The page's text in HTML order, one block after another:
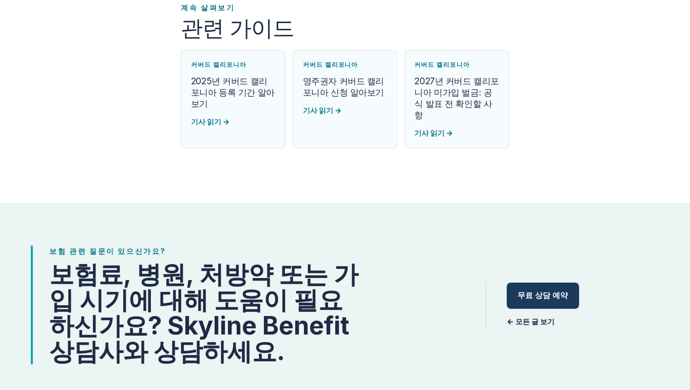
계속 살펴보기
관련 가이드
커버드 캘리포니아
2025년 커버드 캘리
포니아 등록 기간 알아
보기
기사 읽기 →
커버드 캘리포니아
영주권자 커버드 캘리
포니아 신청 알아보기
기사 읽기 →
커버드 캘리포니아
2027년 커버드 캘리포
니아 미가입 벌금: 공
식 발표 전 확인할 사
항
기사 읽기 →
보험 관련 질문이 있으신가요?
보험료, 병원, 처방약 또는 가
입 시기에 대해 도움이 필요
하신가요? Skyline Benefit
상담사와 상담하세요.
무료 상담 예약
← 모든 글 보기